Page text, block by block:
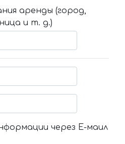
аренды (город,
и т. д.)
через Е-маил